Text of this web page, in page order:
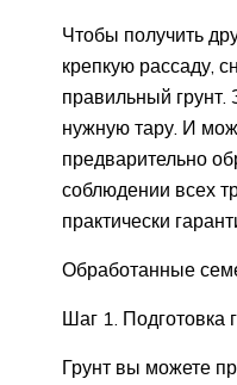
Чтобы получить
крепкую рассаду,
правильный грунт.
нужную тару. И
предварительно
соблюдении всех
практически
Обработанные
Шаг 1. Подготовка
Грунт вы можете